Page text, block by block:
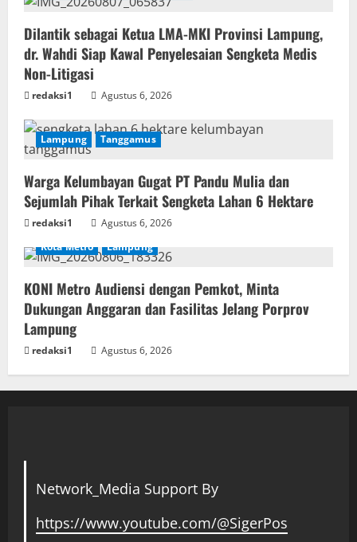
Dilantik sebagai Ketua LMA-MKI Provinsi Lampung,
dr. Wahdi Siap Kawal Penyelesaian Sengketa Medis
Non-Litigasi
redaksi1 Agustus 6, 2026
Lampung Tanggamus
Warga Kelumbayan Gugat PT Pandu Mulia dan
Sejumlah Pihak Terkait Sengketa Lahan 6 Hektare
redaksi1
Agustus 6, 2026
Kota Metro
Lampung
KONI Metro Audiensi dengan Pemkot, Minta
Dukungan Anggaran dan Fasilitas Jelang Porprov
Lampung
redaksi1 Agustus 6, 2026
Network_Media Support By
https://www.youtube.com/@SigerPos